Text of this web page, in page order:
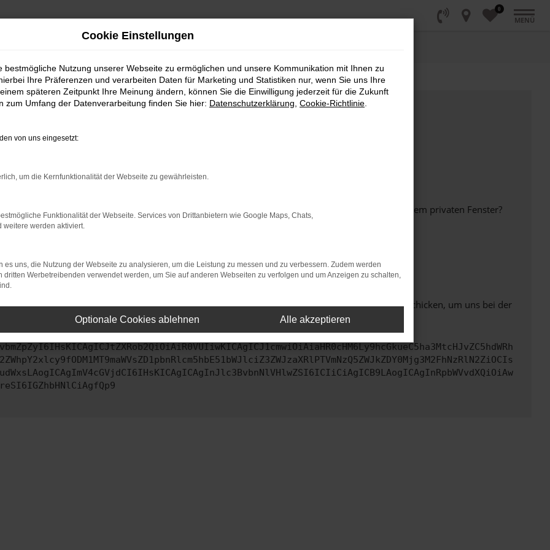
0
MENÜ
bestimmter Seiten verhindern. Funktioniert die Seite in einem anderen Browser oder in einem privaten Fenster?
beheben.
auf dem neuesten Stand sind.
kann auch dazu führen, dass bestimmte Funktionen nicht mehr unterstützt werden.
uns bitte. Wir werden versuchen, das Problem zu beheben. Du kannst uns diesen Text schicken, um uns bei der
Cookie Einstellungen
bestmögliche Nutzung unserer Webseite zu ermöglichen und unsere Kommunikation mit Ihnen zu
Ihre Präferenzen und verarbeiten Daten für Marketing und Statistiken nur, wenn Sie uns Ihre
späteren Zeitpunkt Ihre Meinung ändern, können Sie die Einwilligung jederzeit für die Zukunft
zum Umfang der Datenverarbeitung finden Sie hier: Datenschutzerklärung Cookie-Richtlinie
von uns eingesetzt:
um die Kernfunktionalität der Webseite zu gewährleisten.
Funktionalität der Webseite. Services von Drittanbietern wie Google Maps, Chats,
weitere werden aktiviert.
es uns, die Nutzung der Webseite zu analysieren, um die Leistung zu messen und zu verbessern. Zudem werden
dritten Werbetreibenden verwendet werden, um Sie auf anderen Webseiten zu verfolgen und um Anzeigen zu schalten,
Optionale Cookies ablehnen Alle akzeptieren